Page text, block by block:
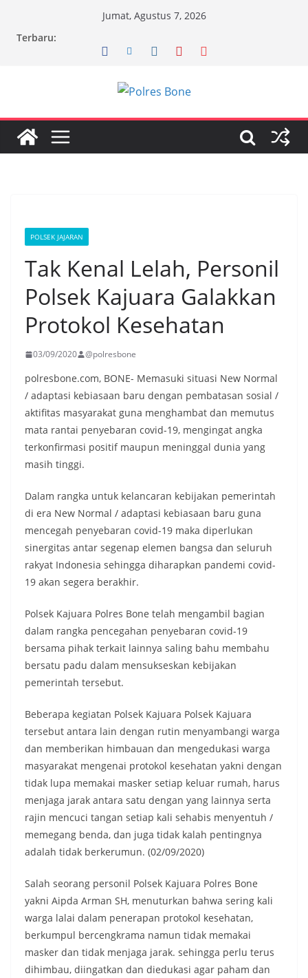
Jumat, Agustus 7, 2026
Terbaru:
POLSEK JAJARAN
Tak Kenal Lelah, Personil
Polsek Kajuara Galakkan
Protokol Kesehatan
03/09/2020 @polresbone
polresbone.com, BONE- Memasuki situasi New Normal
/ adaptasi kebiasaan baru dengan pembatasan sosial /
aktifitas masyarakat guna menghambat dan memutus
mata rantai penyebaran covid-19, mengingat angka
terkonfirmasi positif maupun meninggal dunia yang
masih tinggi.
Dalam rangka untuk kelancaran kebijakan pemerintah
di era New Normal / adaptasi kebiasaan baru guna
mencegah penyebaran covid-19 maka diperlukan
sinergitas antar segenap elemen bangsa dan seluruh
rakyat Indonesia sehingga diharapkan pandemi covid-
19 akan segera berakhir.
Polsek Kajuara Polres Bone telah mengambil bagian
dalam rangka pencegahan penyebaran covid-19
bersama pihak terkait lainnya saling bahu membahu
bersatu padu dalam mensukseskan kebijakan
pemerintah tersebut.
Beberapa kegiatan Polsek Kajuara Polsek Kajuara
tersebut antara lain dengan rutin menyambangi warga
dan memberikan himbauan dan mengedukasi warga
masyarakat mengenai protokol kesehatan yakni dengan
tidak lupa memakai masker setiap keluar rumah, harus
menjaga jarak antara satu dengan yang lainnya serta
rajin mencuci tangan setiap kali sehabis menyentuh /
memegang benda, dan juga tidak kalah pentingnya
adalah tidak berkerumun. (02/09/2020)
Salah seorang personil Polsek Kajuara Polres Bone
yakni Aipda Arman SH, menuturkan bahwa sering kali
warga lalai dalam penerapan protokol kesehatan,
berkumpul bercengkrama namun tidak memakai
masker dan tidak menjaga jarak. sehingga perlu terus
dihimbau, diingatkan dan diedukasi agar paham dan